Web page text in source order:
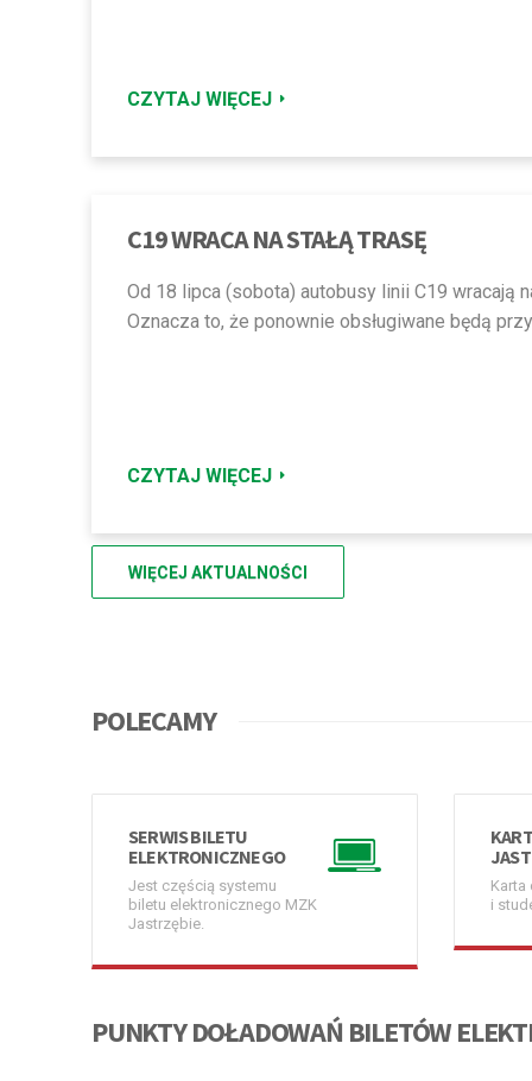
CZYTAJ WIĘCEJ
C19 WRACA NA STAŁĄ TRASĘ
Od 18 lipca (sobota) autobusy linii C19 wracają
Oznacza to, że ponownie obsługiwane będą
CZYTAJ WIĘCEJ
WIĘCEJ AKTUALNOŚCI
POLECAMY
SERWIS BILETU
ELEKTRONICZNEGO
Jest częścią systemu
biletu elektronicznego MZK
Jastrzębie.
Karta
PUNKTY DOŁADOWAŃ BILETÓW